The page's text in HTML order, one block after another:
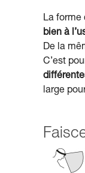
La forme
bien à
De la
C’est
large